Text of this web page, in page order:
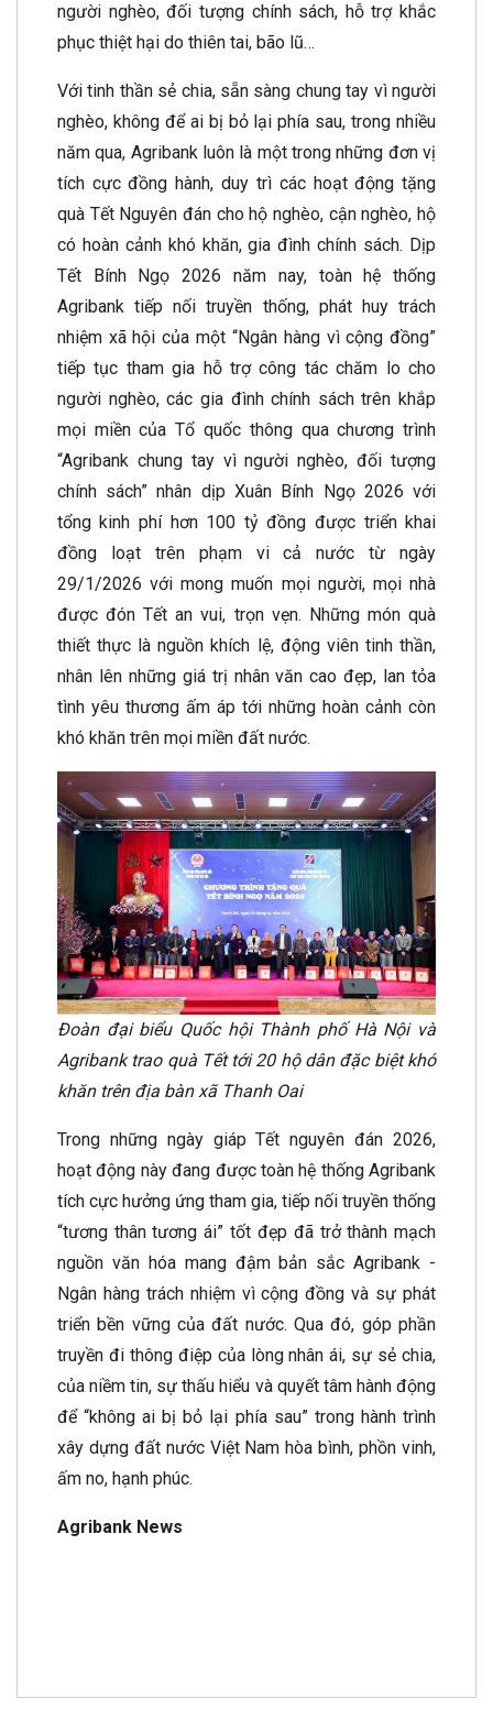
người nghèo, đối tượng chính sách, hỗ trợ khắc
phục thiệt hại do thiên tai, bão lũ…
Với tinh thần sẻ chia, sẵn sàng chung tay vì người
nghèo, không để ai bị bỏ lại phía sau, trong nhiều
năm qua, Agribank luôn là một trong những đơn vị
tích cực đồng hành, duy trì các hoạt động tặng
quà Tết Nguyên đán cho hộ nghèo, cận nghèo, hộ
có hoàn cảnh khó khăn, gia đình chính sách. Dịp
Tết Bính Ngọ 2026 năm nay, toàn hệ thống
Agribank tiếp nối truyền thống, phát huy trách
nhiệm xã hội của một “Ngân hàng vì cộng đồng”
tiếp tục tham gia hỗ trợ công tác chăm lo cho
người nghèo, các gia đình chính sách trên khắp
mọi miền của Tổ quốc thông qua chương trình
“Agribank chung tay vì người nghèo, đối tượng
chính sách” nhân dịp Xuân Bính Ngọ 2026 với
tổng kinh phí hơn 100 tỷ đồng được triển khai
đồng loạt trên phạm vi cả nước từ ngày
29/1/2026 với mong muốn mọi người, mọi nhà
được đón Tết an vui, trọn vẹn. Những món quà
thiết thực là nguồn khích lệ, động viên tinh thần,
nhân lên những giá trị nhân văn cao đẹp, lan tỏa
tình yêu thương ấm áp tới những hoàn cảnh còn
khó khăn trên mọi miền đất nước.
Đoàn đại biểu Quốc hội Thành phố Hà Nội và
Agribank trao quà Tết tới 20 hộ dân đặc biệt khó
khăn trên địa bàn xã Thanh Oai
Trong những ngày giáp Tết nguyên đán 2026,
hoạt động này đang được toàn hệ thống Agribank
tích cực hưởng ứng tham gia, tiếp nối truyền thống
“tương thân tương ái” tốt đẹp đã trở thành mạch
nguồn văn hóa mang đậm bản sắc Agribank -
Ngân hàng trách nhiệm vì cộng đồng và sự phát
triển bền vững của đất nước. Qua đó, góp phần
truyền đi thông điệp của lòng nhân ái, sự sẻ chia,
của niềm tin, sự thấu hiểu và quyết tâm hành động
để “không ai bị bỏ lại phía sau” trong hành trình
xây dựng đất nước Việt Nam hòa bình, phồn vinh,
ấm no, hạnh phúc.
Agribank News